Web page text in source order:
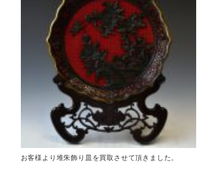
お客様より堆朱飾り皿を買取させて頂きました。